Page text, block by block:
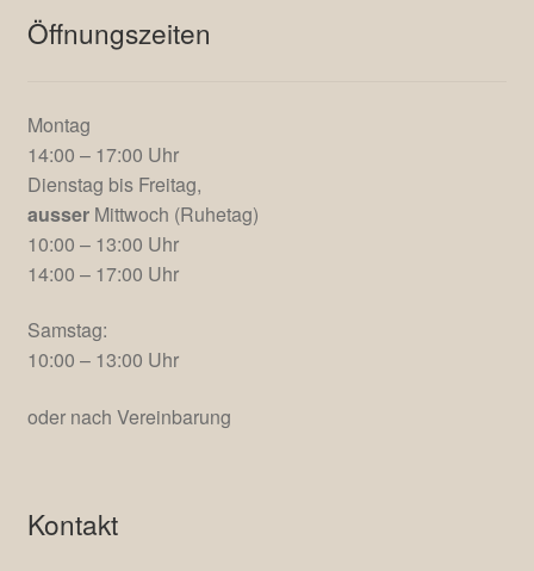
Öffnungszeiten
Montag
14:00 – 17:00 Uhr
Dienstag bis Freitag,
ausserMittwoch (Ruhetag)
10:00 – 13:00 Uhr
14:00 – 17:00 Uhr
Samstag:
10:00 – 13:00 Uhr
oder nach Vereinbarung
Kontakt